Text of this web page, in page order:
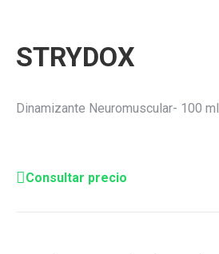
STRYDOX
Dinamizante Neuromuscular- 100 ml
Consultar precio